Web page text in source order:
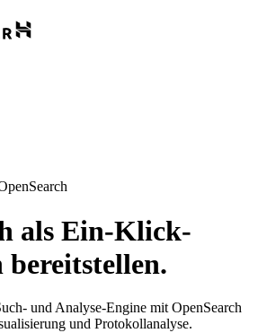
als Ein-Klick-
und Analyse-Engine mit OpenSearch
und Protokollanalyse.